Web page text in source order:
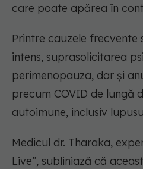
care poate apărea în
Printre cauzele frecvente
intens, suprasolicitarea
perimenopauza, dar și
precum COVID de lungă
autoimune, inclusiv
Medicul dr. Tharaka,
Live”, subliniază că